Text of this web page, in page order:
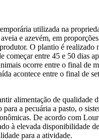
utilizada na
e azevém, em
O plantio é realizado
começar entre 45 e 50 dias
ocorre entre o final de
acontece entre o final de
alimentação de qualidade
a pecuária a pasto, o
De acordo com
à elevada disponibilidade
para a atividade.